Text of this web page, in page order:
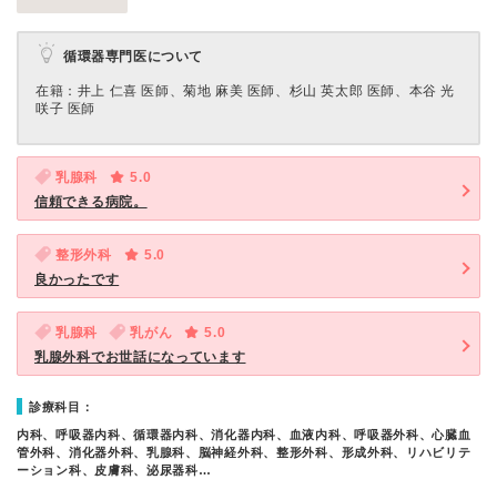
循環器専門医について
在籍：井上 仁喜 医師、菊地 麻美 医師、杉山 英太郎 医師、本谷 光
咲子 医師
乳腺科
5.0
信頼できる病院。
整形外科
5.0
良かったです
乳腺科 乳がん
5.0
乳腺外科でお世話になっています
診療科目：
内科、呼吸器内科、循環器内科、消化器内科、血液内科、呼吸器外科、心臓血
管外科、消化器外科、乳腺科、脳神経外科、整形外科、形成外科、リハビリテ
ーション科、皮膚科、泌尿器科…